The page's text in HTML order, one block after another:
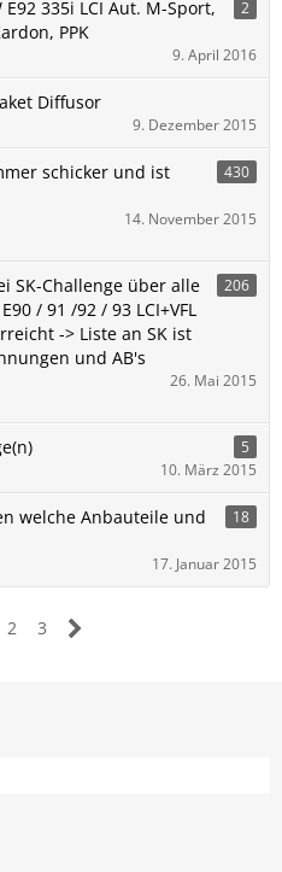
335i LCI Aut. M-Sport,
PPK
2
9. April 2016
Diffusor
9. Dezember 2015
schicker und ist
430
14. November 2015
SK-Challenge über alle
/ 91 /92 / 93 LCI+VFL
-> Liste an SK ist
und AB's
206
26. Mai 2015
5
10. März 2015
welche Anbauteile und
18
17. Januar 2015
2 3